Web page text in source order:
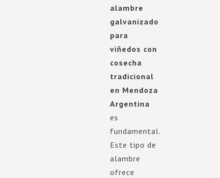
alambre
galvanizado
para
viñedos con
cosecha
tradicional
en Mendoza
Argentina
es
fundamental.
Este tipo de
alambre
ofrece